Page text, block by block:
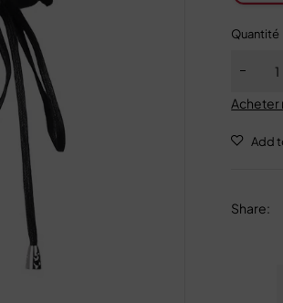
Quantité
Acheter
Share: